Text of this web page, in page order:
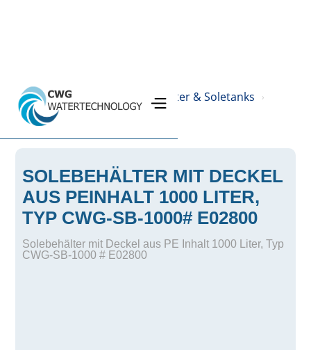
Home › Produkte PE-Behälter & Soletanks ›
Solebehälter ›
SOLEBEHÄLTER MIT DECKEL
AUS PEINHALT 1000 LITER,
TYP CWG-SB-1000# E02800
Solebehälter mit Deckel aus PE Inhalt 1000 Liter, Typ
CWG-SB-1000 # E02800